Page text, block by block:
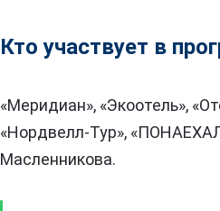
Кто участвует в
«Меридиан», «Экоотель»,
«Нордвелл-Тур»,
Масленникова.